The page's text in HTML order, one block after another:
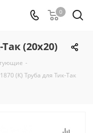
0
(20х20)
-
(К) Труба для Тик-Так